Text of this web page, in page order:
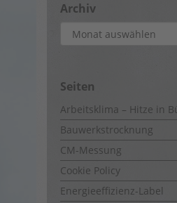
Archiv
Archiv
Seiten
Arbeitsklima – Hitze in
Bauwerkstrocknung
CM-Messung
Cookie Policy
Energieeffizienz-Label